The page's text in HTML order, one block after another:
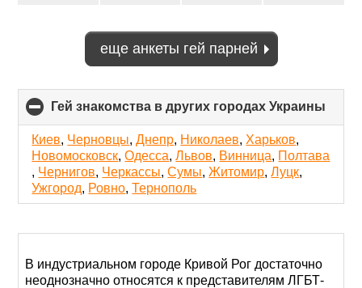
еще анкеты гей парней
Гей знакомства в других городах Украины
to
Киев, Черновцы,Днепр, Николаев, Харьков,
Новомосковск,Одесса,Львов, Винница, Полтава
, Чернигов, Черкассы,Сумы,Житомир,Луцк,
Ужгород, Ровно,Тернополь
В индустриальном городе Кривой Рог достаточно
неоднозначно относятся к представителям ЛГБТ-